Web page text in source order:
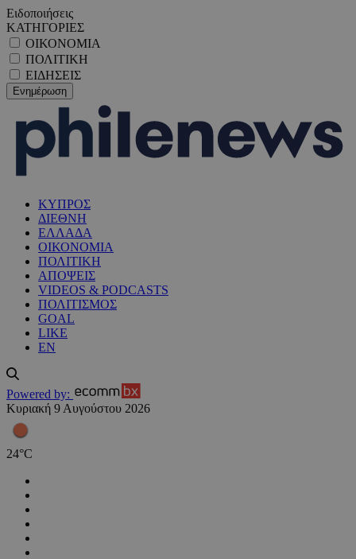
Ειδοποιήσεις
ΚΑΤΗΓΟΡΙΕΣ
ΟΙΚΟΝΟΜΙΑ
ΠΟΛΙΤΙΚΗ
ΕΙΔΗΣΕΙΣ
ΚΥΠΡΟΣ
ΔΙΕΘΝΗ
ΕΛΛΑΔΑ
ΟΙΚΟΝΟΜΙΑ
ΠΟΛΙΤΙΚΗ
ΑΠΟΨΕΙΣ
VIDEOS & PODCASTS
ΠΟΛΙΤΙΣΜΟΣ
GOAL
LIKE
EN
Powered by:
Κυριακή 9 Αυγούστου 2026
24°C